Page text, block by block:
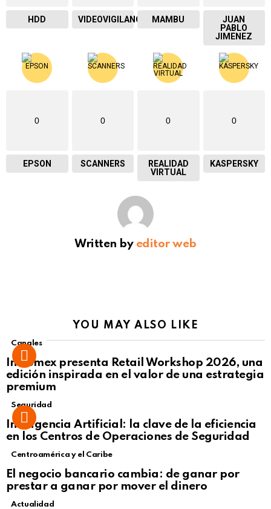
HDD VIDEOVIGILANCIA MAMBU
JUAN
PABLO
JIMENEZ
0
EPSON
0
SCANNERS
0
REALIDAD
VIRTUAL
0
KASPERSKY
Written by editor web
YOU MAY ALSO LIKE
Canales
Intcomex presenta Retail Workshop 2026, una
edición inspirada en el valor de una estrategia
premium
Seguridad
Inteligencia Artificial: la clave de la eficiencia
en los Centros de Operaciones de Seguridad
Centroamérica y el Caribe
El negocio bancario cambia: de ganar por
prestar a ganar por mover el dinero
Actualidad